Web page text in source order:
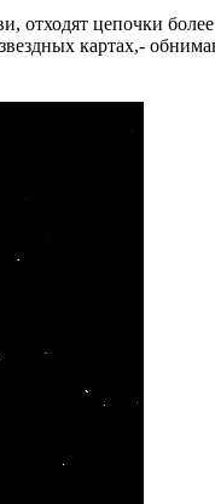
отходят цепочки
картах,-